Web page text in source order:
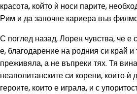
красота, който ѝ носи парите,
Рим и да започне кариера във
С поглед назад, Лорен чувства, че е
е, благодарение на родния си край и
преживяла, а не въпреки тях. Тя
неаполитанските си корени, които ѝ
героите, които е играла, и с